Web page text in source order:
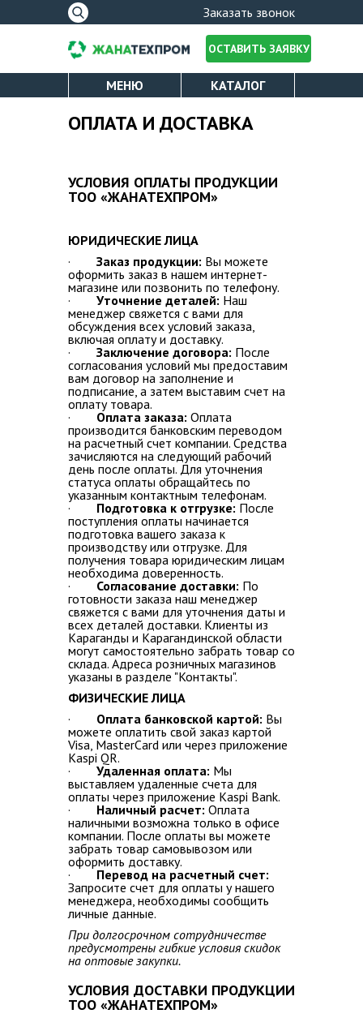
Форма
поиска
Заказать звонок
О КОМПАНИИ
ОПЛАТА И ДОСТАВКА
КАТАЛОГ
УСЛУГИ
НОВОСТИ
ПРОИЗВОДСТВО
ВОПРОС-ОТВЕТ
КОНТАКТЫ
ОСТАВИТЬ ЗАЯВКУ
МЕНЮ КАТАЛОГ
ПОЛИЭТИЛЕНОВАЯ ПЛЕНКА
УПАКОВОЧНЫЙ СКОТЧ
ПАКЕТЫ ДЛЯ МУСОРА
ОПЛАТА И ДОСТАВКА
УСЛОВИЯ ОПЛАТЫ ПРОДУКЦИИ
ТОО «ЖАНАТЕХПРОМ»
ЮРИДИЧЕСКИЕ ЛИЦА
·
Заказ продукции: Вы можете
оформить заказ в нашем интернет-
магазине или позвонить по телефону.
· Уточнение деталей: Наш
менеджер свяжется с вами для
обсуждения всех условий заказа,
включая оплату и доставку.
· Заключение договора: После
согласования условий мы предоставим
вам договор на заполнение и
подписание, а затем выставим счет на
оплату товара.
· Оплата заказа: Оплата
производится банковским переводом
на расчетный счет компании. Средства
зачисляются на следующий рабочий
день после оплаты. Для уточнения
статуса оплаты обращайтесь по
указанным контактным телефонам.
· Подготовка к отгрузке: После
поступления оплаты начинается
подготовка вашего заказа к
производству или отгрузке. Для
получения товара юридическим лицам
необходима доверенность.
·
Согласование доставки: По
готовности заказа наш менеджер
свяжется с вами для уточнения даты и
всех деталей доставки. Клиенты из
Караганды и Карагандинской области
могут самостоятельно забрать товар со
склада. Адреса розничных магазинов
указаны в разделе "Контакты".
ФИЗИЧЕСКИЕ ЛИЦА
· Оплата банковской картой: Вы
можете оплатить свой заказ картой
Visa, MasterCard или через приложение
Kaspi QR.
· Удаленная оплата: Мы
выставляем удаленные счета для
оплаты через приложение Kaspi Bank.
· Наличный расчет: Оплата
наличными возможна только в офисе
компании. После оплаты вы можете
забрать товар самовывозом или
оформить доставку.
· Перевод на расчетный счет:
Запросите счет для оплаты у нашего
менеджера, необходимы сообщить
личные данные.
При долгосрочном сотрудничестве
предусмотрены гибкие условия скидок
на оптовые закупки.
УСЛОВИЯ ДОСТАВКИ ПРОДУКЦИИ
ТОО «ЖАНАТЕХПРОМ»